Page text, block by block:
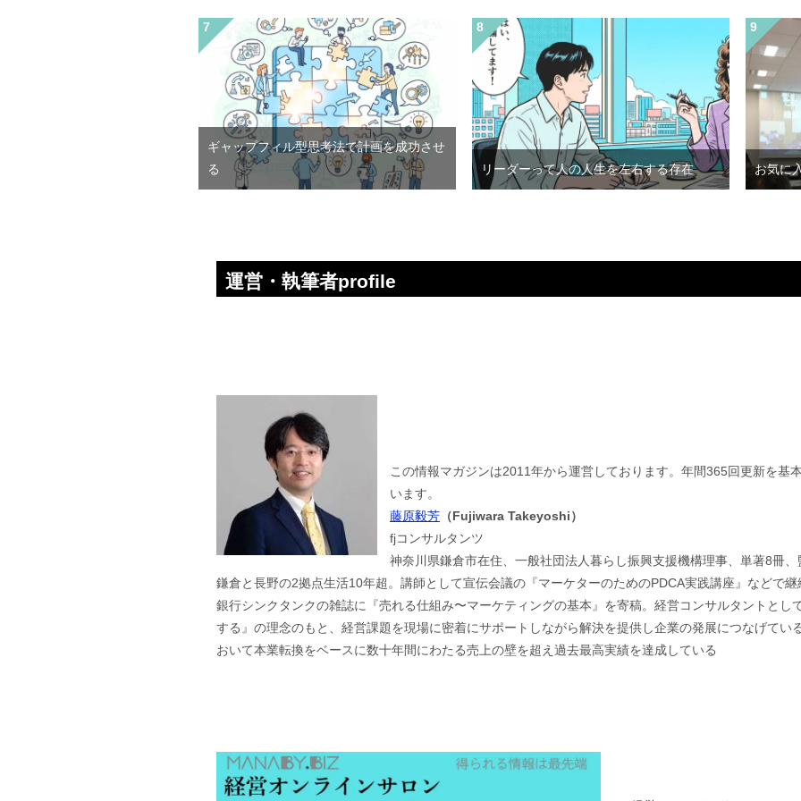
ギャップフィル型思考法で計画を成功させ
る
リーダーって人の人生を左右する存在 お気に
運営・執筆者profile
この情報マガジンは2011年から運営しております。年間365回更新を基
います。
藤原毅芳 （Fujiwara Takeyoshi）
fjコンサルタンツ
神奈川県鎌倉市在住、一般社団法人暮らし振興支援機構理事、単著8冊
鎌倉と長野の2拠点生活10年超。講師として宣伝会議の『マーケターのためのPDCA実践講座』などで
銀行シンクタンクの雑誌に『売れる仕組み〜マーケティングの基本』を寄稿。経営コンサルタントとし
する』の理念のもと、経営課題を現場に密着にサポートしながら解決を提供し企業の発展につなげてい
おいて本業転換をベースに数十年間にわたる売上の壁を超え過去最高実績を達成している